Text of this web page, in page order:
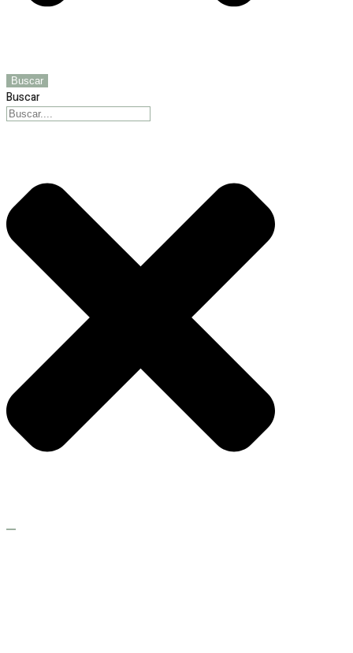
Buscar
Buscar